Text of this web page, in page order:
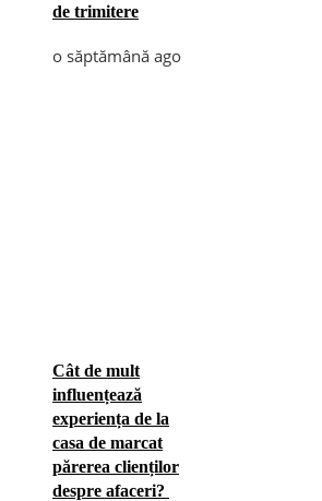
de trimitere
o săptămână ago
Cât de mult
influențează
experiența de la
casa de marcat
părerea clienților
despre afaceri?